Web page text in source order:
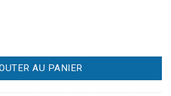
bureau haute ACTIU Efit noir –
AU PANIER